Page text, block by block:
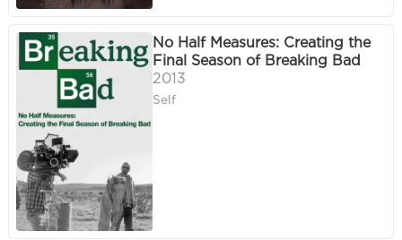
No Half Measures: Creating the
Final Season of Breaking Bad
2013
Self